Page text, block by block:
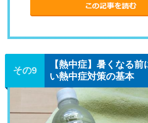
【熱中症】暑くなる
い熱中症対策の基本